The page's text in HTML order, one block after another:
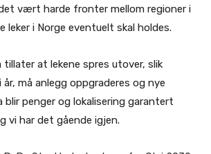
vært harde fronter mellom regioner i
leker i Norge eventuelt skal holdes.
tillater at lekene spres utover, slik
må anlegg oppgraderes og nye
blir penger og lokalisering garantert
vi har det gående igjen.